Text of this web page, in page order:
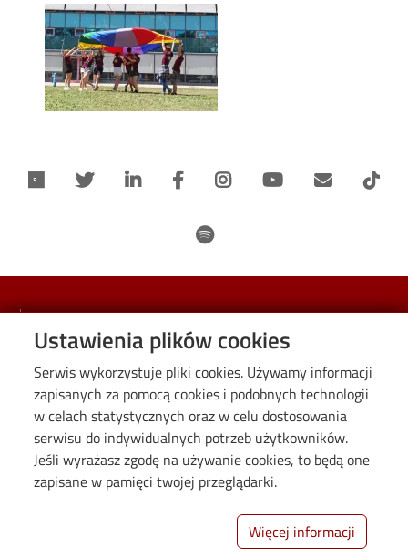
Ustawienia plików cookies
Serwis wykorzystuje pliki cookies. Używamy informacji
zapisanych za pomocą cookies i podobnych technologii
w celach statystycznych oraz w celu dostosowania
serwisu do indywidualnych potrzeb użytkowników.
Jeśli wyrażasz zgodę na używanie cookies, to będą one
zapisane w pamięci twojej przeglądarki.
Więcej informacji
Image
Informacje
O nas
Kontakt
Opinie Rodziców
Polityka prywatności
Deklaracja dostępności cyfrowej